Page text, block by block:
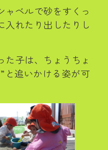
ャベルで砂をすくっ
入れたり出したりし
子は、ちょうちょ
と追いかける姿が可